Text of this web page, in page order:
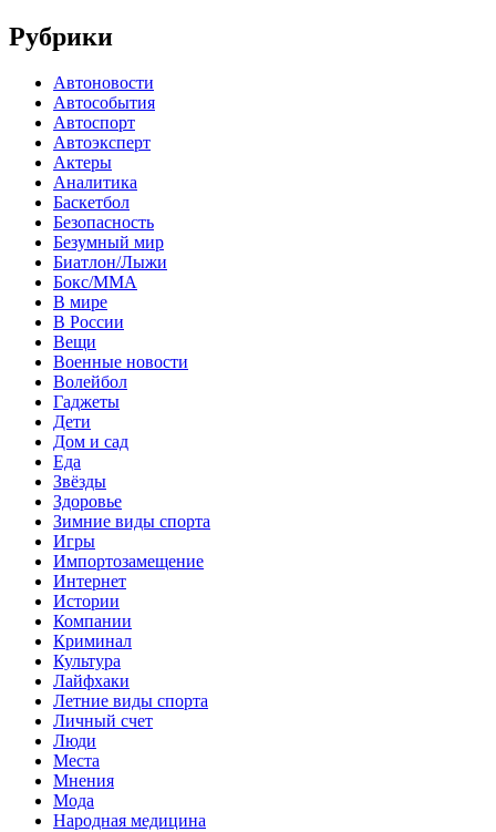
Рубрики
Автоновости
Автособытия
Автоспорт
Автоэксперт
Актеры
Аналитика
Баскетбол
Безопасность
Безумный мир
Биатлон/Лыжи
Бокс/MMA
В мире
В России
Вещи
Военные новости
Волейбол
Гаджеты
Дети
Дом и сад
Еда
Звёзды
Здоровье
Зимние виды спорта
Игры
Импортозамещение
Интернет
Истории
Компании
Криминал
Культура
Лайфхаки
Летние виды спорта
Личный счет
Люди
Места
Мнения
Мода
Народная медицина